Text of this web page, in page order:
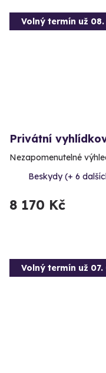
Volný termín už 08.
Privátní
Nezapomenutelné
Beskydy (+ 6
8 170 Kč
Volný termín už 07.